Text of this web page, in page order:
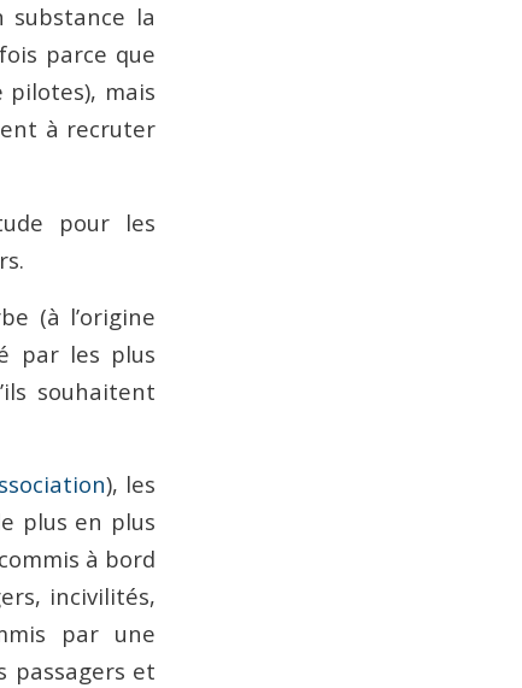
substance la
parce que
mais
à recruter
pour les
(à l’origine
par les plus
souhaitent
), les
plus en plus
à bord
incivilités,
par une
passagers et